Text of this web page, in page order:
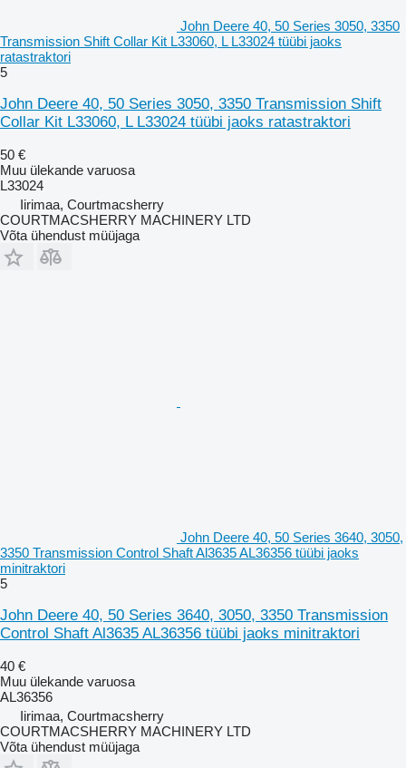
John Deere 40, 50 Series 3050, 3350
Transmission Shift Collar Kit L33060, L L33024 tüübi jaoks
ratastraktori
5
John Deere 40, 50 Series 3050, 3350 Transmission Shift
Collar Kit L33060, L L33024 tüübi jaoks ratastraktori
50 €
Muu ülekande varuosa
L33024
Iirimaa, Courtmacsherry
COURTMACSHERRY MACHINERY LTD
Võta ühendust müüjaga
John Deere 40, 50 Series 3640, 3050,
3350 Transmission Control Shaft Al3635 AL36356 tüübi jaoks
minitraktori
5
John Deere 40, 50 Series 3640, 3050, 3350 Transmission
Control Shaft Al3635 AL36356 tüübi jaoks minitraktori
40 €
Muu ülekande varuosa
AL36356
Iirimaa, Courtmacsherry
COURTMACSHERRY MACHINERY LTD
Võta ühendust müüjaga